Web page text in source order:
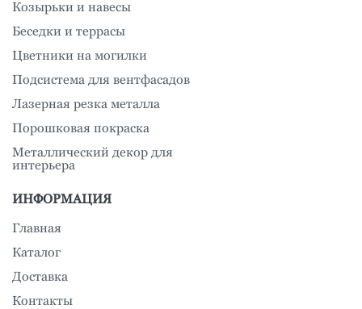
Козырьки и навесы
Беседки и террасы
Цветники на могилки
Подсистема для вентфасадов
Лазерная резка металла
Порошковая покраска
Металлический декор для
интерьера
ИНФОРМАЦИЯ
Главная
Каталог
Доставка
Контакты